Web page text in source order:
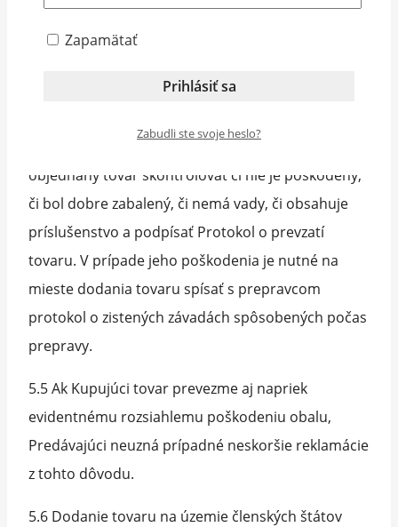
zásielkovni, t. j výdajnom mieste.
5.3 Vlastnícke právo k tovaru prechádza na
Kupujúceho jeho prevzatím a zaplatením celkovej
5.4 Pri prevzatí tovaru je Kupujúci povinný si
objednaný tovar skontrolovať či nie je poškodený,
či bol dobre zabalený, či nemá vady, či obsahuje
príslušenstvo a podpísať Protokol o prevzatí
tovaru. V prípade jeho poškodenia je nutné na
mieste dodania tovaru spísať s prepravcom
protokol o zistených závadách spôsobených počas
prepravy.
5.5 Ak Kupujúci tovar prevezme aj napriek
evidentnému rozsiahlemu poškodeniu obalu,
Predávajúci neuzná prípadné neskoršie reklamácie
z tohto dôvodu.
5.6 Dodanie tovaru na územie členských štátov
Zapamätať
Zabudli ste svoje heslo?